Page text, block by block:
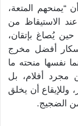
“يمنحهم المتعة،
الاستيقاظ من
يُصاغ بإتقان،
أفضل مخرج
نفسها منحته ما
مجرد أفلام، بل
أن يخلق
الضجيج.